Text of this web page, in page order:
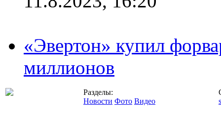
«Эвертон» купил
миллионов
Разделы:
Новости Фото Видео